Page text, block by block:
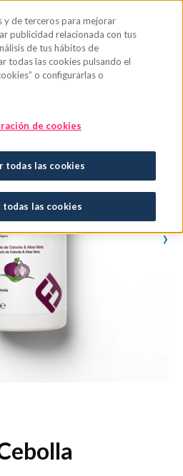
›
y de terceros para mejorar
publicidad relacionada con tus
de tus hábitos de
todas las cookies pulsando el
o configurarlas o
de cookies
todas las cookies
las cookies